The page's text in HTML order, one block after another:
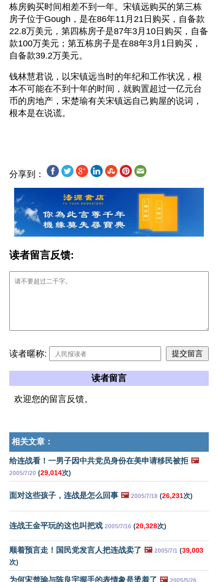
栋房购买时间相差不到一年。宋镇远购买的第三栋
房子位于Gough，是在86年11月21日购买，自备款
22.8万美元，第四栋房子是87年3月10日购买，自备
款100万美元；第五栋房子是在88年3月1日购买，
自备款39.2万美元。
钱林慧君说，以宋镇远当时的年纪和工作状况，根
本不可能在不到十年的时间，就购置超过一亿元台
币的房地产，宋楚瑜有关宋镇远自己购屋的说词，
根本是在说谎。
分享到：
读者留言反馈:
读者暱称:
读者留言
欢迎您的留言反馈。
相关文章：
给连战看！一男子因中共党员身份在美申请移民被拒 🖼️
2005/7/20 (29,014次)
面对这些孩子，连战是怎么回事 🖼️ 2005/7/18 (26,231次)
连战王金平玩的这也叫把戏 2005/7/16 (20,328次)
顺着预言走！国民党发言人把连战卖了 🖼️ 2005/7/1 (39,003
次)
为何宋楚瑜与陈良宇握手的表情象是烫着了 🖼️ 2005/5/26